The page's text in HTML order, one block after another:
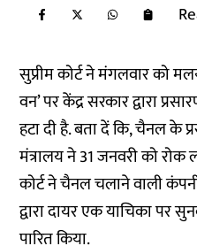
सुप्रीम कोर्ट ने मंगलवार को
वन’ पर केंद्र सरकार द्वारा
हटा दी है. बता दें कि, चैनल के
मंत्रालय ने 31 जनवरी को रोक
कोर्ट ने चैनल चलाने वाली
द्वारा दायर एक याचिका
पारित किया.